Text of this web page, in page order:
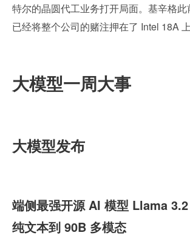
特尔的晶圆代工业务打开局面。基辛格
已经将整个公司的赌注押在了 Intel 18A 上
大模型一周大事
大模型发布
端侧最强开源 AI 模型 Llama
纯文本到 90B 多模态